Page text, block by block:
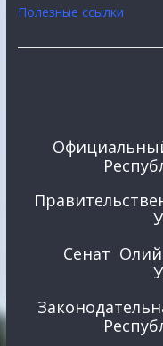
Полезные ссылки
Сенат